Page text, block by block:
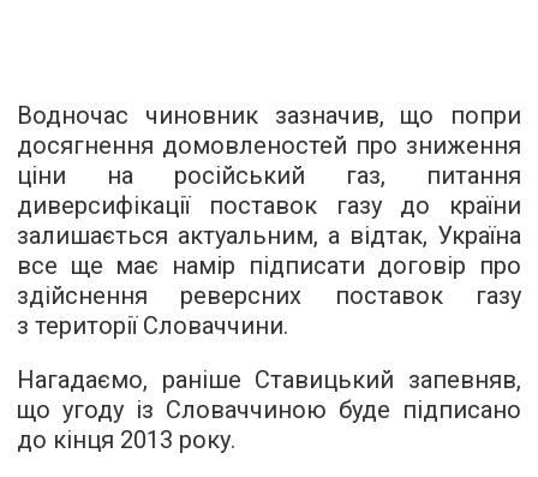
Водночас чиновник зазначив, що попри
досягнення домовленостей про зниження
ціни на російський газ, питання
диверсифікації поставок газу до країни
залишається актуальним, а відтак, Україна
все ще має намір підписати договір про
здійснення реверсних поставок газу
з території Словаччини.
Нагадаємо, раніше Ставицький запевняв,
що угоду із Словаччиною буде підписано
до кінця 2013 року.